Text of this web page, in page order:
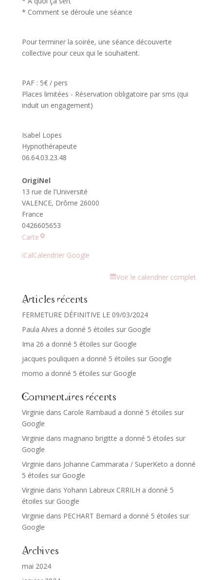
* Comment se déroule une séance
Pour terminer la soirée, une séance découverte
collective pour ceux qui le souhaitent.
PAF : 5€ / pers
Places limitées - Réservation obligatoire par sms (qui
induit un engagement)
Isabel Lopes
Hypnothérapeute
06.64.03.23.48
OrigiNel
13 rue de l'Université
VALENCE, Drôme 26000
France
0426605653
CarteOrigiNel
iCalCalendrier Google
Voir le calendrier complet
Articles récents
FERMETURE DÉFINITIVE LE 09/03/2024
Paula Alves a donné 5 étoiles sur Google
Ima 26 a donné 5 étoiles sur Google
jacques pouliquen a donné 5 étoiles sur Google
momo a donné 5 étoiles sur Google
Commentaires récents
Virginie dans Carole Rambaud a donné 5 étoiles sur
Google
Virginie dans magnano brigitte a donné 5 étoiles sur
Google
Virginie dans Johanne Cammarata / SuperKeto a donné
5 étoiles sur Google
Virginie dans Yohann Labreux CRRILH a donné 5
étoiles sur Google
Virginie dans PECHART Bernard a donné 5 étoiles sur
Google
Archives
mai 2024